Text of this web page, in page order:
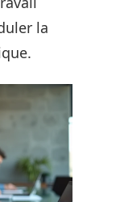
la